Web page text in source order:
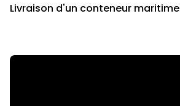
Livraison d'un conteneur maritime